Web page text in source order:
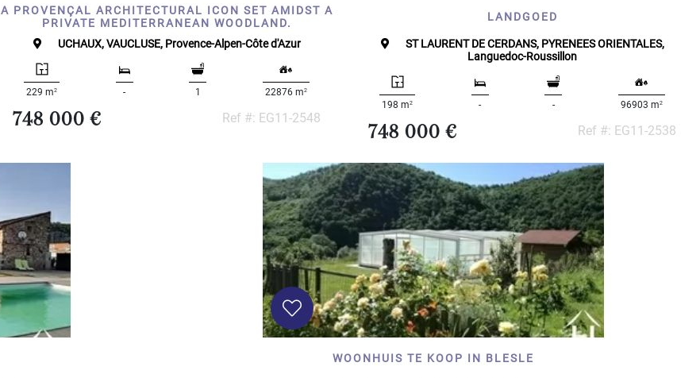
A PROVENÇAL ARCHITECTURAL ICON SET AMIDST A
PRIVATE MEDITERRANEAN WOODLAND.
UCHAUX, VAUCLUSE, Provence-Alpen-Côte d'Azur
229 m2 - 1 22876 m2
748 000 € Ref #: EG11-2548
LANDGOED
ST LAURENT DE CERDANS, PYRENEES ORIENTALES,
Languedoc-Roussillon
198 m2 - - 96903 m2
748 000 € Ref #: EG11-2538
WOONHUIS TE KOOP IN BLESLE